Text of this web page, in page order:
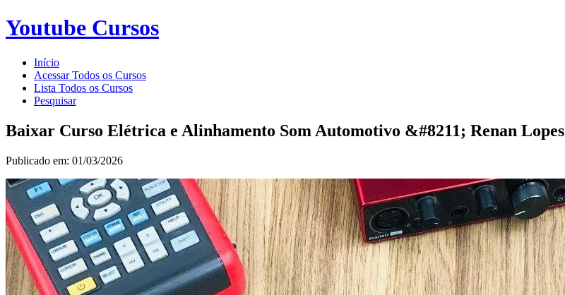
Youtube Cursos
Início
Acessar Todos os Cursos
Lista Todos os Cursos
Pesquisar
Baixar Curso Elétrica e Alinhamento Som Automotivo &#8211; Renan Lopes
Publicado em: 01/03/2026